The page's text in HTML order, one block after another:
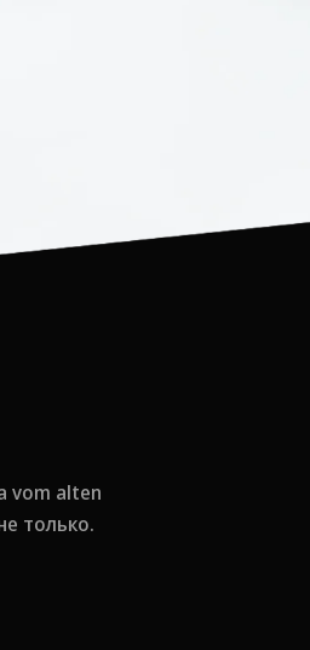
vom alten
только.